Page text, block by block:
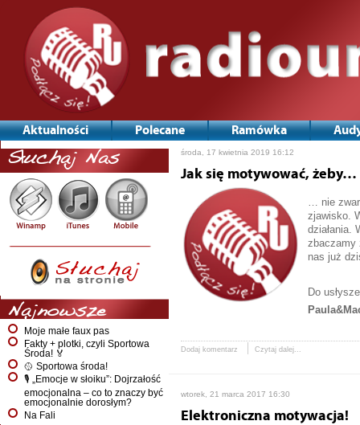
Aktualności Polecane Ramówka
Słuchaj Nas
Najnowsze
Moje małe faux pas
Fakty + plotki, czyli Sportowa
Środa! 🏅
🥎 Sportowa środa!
🎙️ „Emocje w słoiku”: Dojrzałość
emocjonalna – co to znaczy być
emocjonalnie dorosłym?
Na Fali
środa, 17 kwietnia 2019 16:12
Jak się motywować, żeby…
… nie
zjawisko.
działania.
zbaczamy
nas już
Do
Dodaj komentarz Czytaj dalej...
wtorek, 21 marca 2017 16:30
Elektroniczna motywacja!